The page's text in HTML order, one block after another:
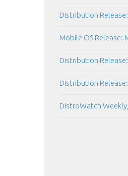
Distribution
Mobile OS Release:
Distribution
Distribution
DistroWatch